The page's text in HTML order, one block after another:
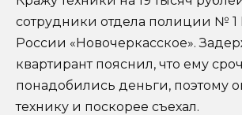
сотрудники отдела полиции №
России «Новочеркасское».
квартирант пояснил, что ему
понадобились деньги, поэтому
технику и поскорее съехал.